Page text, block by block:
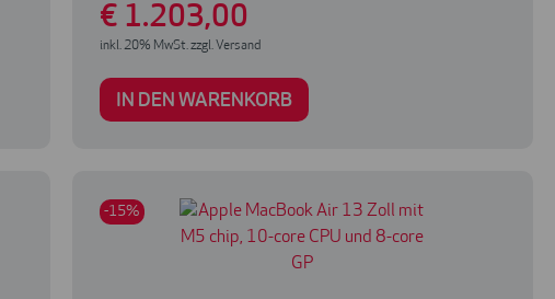
€ 1.203,00
inkl. 20% MwSt. zzgl. Versand
IN DEN WARENKORB
-15%